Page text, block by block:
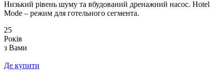
Низький рівень шуму та вбудований дренажний насос. Hotel
Mode – режим для готельного сегмента.
25
Років
з Вами
Де купити